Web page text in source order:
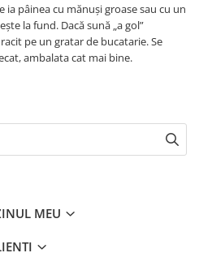
ia pâinea cu mănuși groase sau cu un
la fund. Dacă sună „a gol”
pe un gratar de bucatarie. Se
ambalata cat mai bine.
MEU